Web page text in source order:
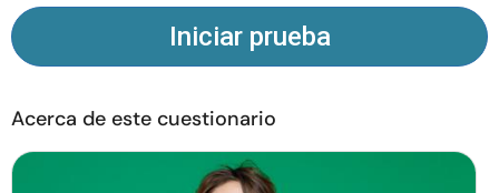
Sobre nosotros Contáctanos Escríbenos
© Copyright 2026. Todos los derechos reservados.
Iniciar prueba
Acerca de este cuestionario